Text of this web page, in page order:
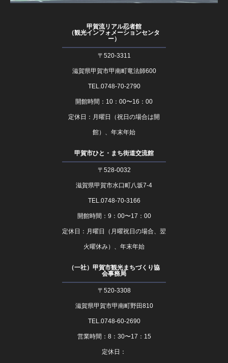
甲賀流リアル忍者館
（観光インフォメーションセンタ
ー）
〒520-3311
滋賀県甲賀市甲南町竜法師600
TEL.0748-70-2790
開館時間：10：00〜16：00
定休日：月曜日（祝日の場合は開
館）、年末年始
甲賀市ひと・まち街道交流館
〒528-0032
滋賀県甲賀市水口町八坂7-4
TEL.0748-70-3166
開館時間：9：00〜17：00
定休日：月曜日（月曜祝日の場合、翌
火曜休み）、年末年始
（一社）甲賀市観光まちづくり協
会事務局
〒520-3308
滋賀県甲賀市甲南町野田810
TEL.0748-60-2690
営業時間：8：30〜17：15
定休日：